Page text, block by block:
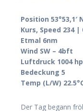
Position 53°53,1′
Kurs, Speed 234 |
Etmal 6nm
Wind SW – 4bft
Luftdruck 1004
Bedeckung 5
Temp (L/W)
Der Tag begann